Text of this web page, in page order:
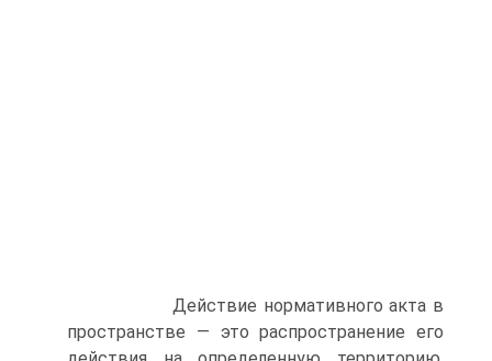
Действие нормативного акта в
пространстве — это распространение его